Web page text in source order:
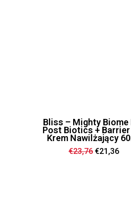
Bliss – Mighty Biome
Post Biotics +
Krem Nawilżający
€23,76
Preis
€21,36